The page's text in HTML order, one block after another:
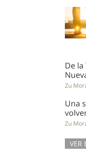
De
Zu
Una
Zu
VER